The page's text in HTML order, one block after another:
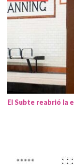
El Subte reabrió la